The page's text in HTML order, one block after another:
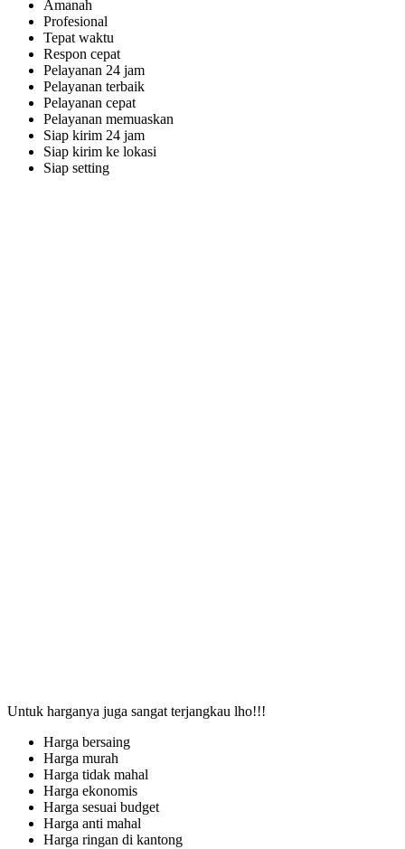
Amanah
Profesional
Tepat waktu
Respon cepat
Pelayanan 24 jam
Pelayanan terbaik
Pelayanan cepat
Pelayanan memuaskan
Siap kirim 24 jam
Siap kirim ke lokasi
Siap setting
Untuk harganya juga sangat terjangkau lho!!!
Harga bersaing
Harga murah
Harga tidak mahal
Harga ekonomis
Harga sesuai budget
Harga anti mahal
Harga ringan di kantong